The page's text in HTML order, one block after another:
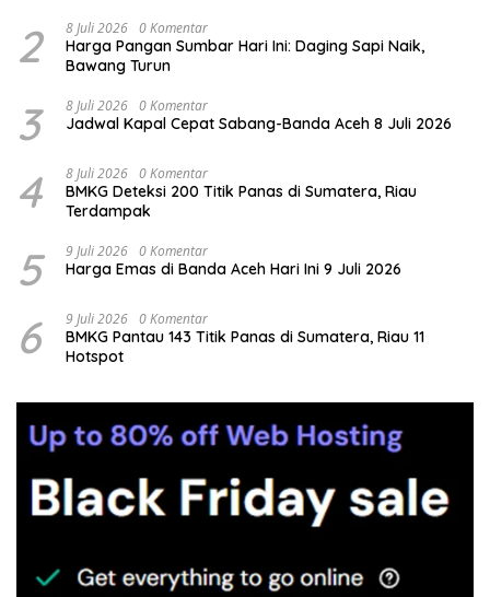
2 8 Juli 2026 0 Komentar
Harga Pangan Sumbar Hari Ini: Daging Sapi Naik,
Bawang Turun
3 8 Juli 2026 0 Komentar
Jadwal Kapal Cepat Sabang-Banda Aceh 8 Juli 2026
4 8 Juli 2026 0 Komentar
BMKG Deteksi 200 Titik Panas di Sumatera, Riau
Terdampak
5 9 Juli 2026 0 Komentar
Harga Emas di Banda Aceh Hari Ini 9 Juli 2026
6 9 Juli 2026 0 Komentar
BMKG Pantau 143 Titik Panas di Sumatera, Riau 11
Hotspot